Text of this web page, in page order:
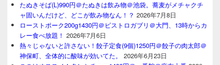
たぬきそば(L)990円＠たぬきは飲み物＠池袋。蕎麦がメチャクチ
ャ固いんだけど、どこが飲み物なん！？ 2026年7月8日
ローストポーク200g1430円＠ビストロガブリ＠大門、13時からカ
レー食べ放題！ 2026年7月6日
熱々じゃないと許さない！餃子定食(9個)1250円＠餃子の肉太郎＠
神保町、全体的に酸味が効いてた。
2026年6月23日